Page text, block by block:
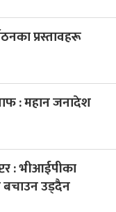
प्रस्तावहरू
: महान जनादेश
: भीआईपीका
बचाउन उड्दैन